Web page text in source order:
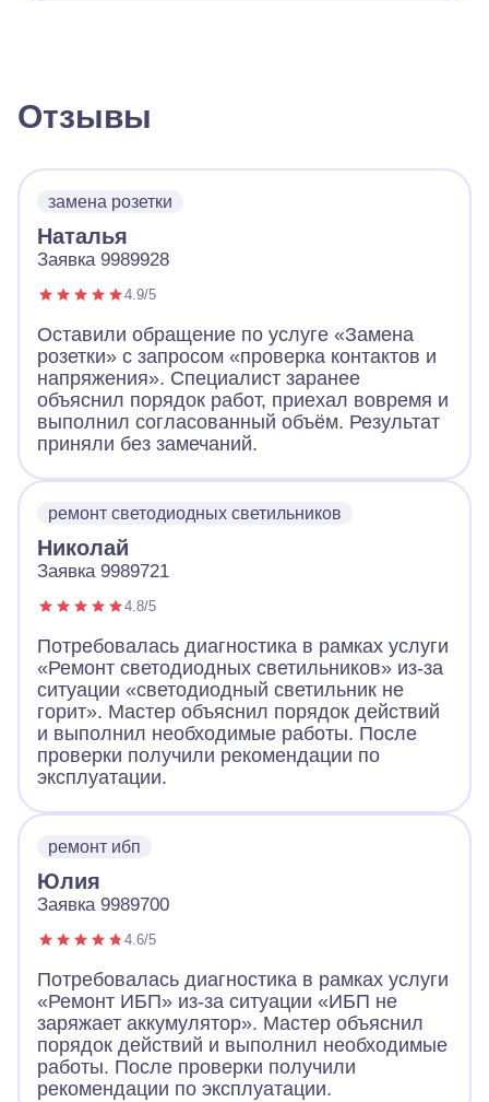
Отзывы
замена розетки
Наталья
Заявка 9989928
4.9/5
Оставили обращение по услуге «Замена
розетки» с запросом «проверка контактов и
напряжения». Специалист заранее
объяснил порядок работ, приехал вовремя и
выполнил согласованный объём. Результат
приняли без замечаний.
ремонт светодиодных светильников
Николай
Заявка 9989721
4.8/5
Потребовалась диагностика в рамках услуги
«Ремонт светодиодных светильников» из-за
ситуации «светодиодный светильник не
горит». Мастер объяснил порядок действий
и выполнил необходимые работы. После
проверки получили рекомендации по
эксплуатации.
ремонт ибп
Юлия
Заявка 9989700
4.6/5
Потребовалась диагностика в рамках услуги
«Ремонт ИБП» из-за ситуации «ИБП не
заряжает аккумулятор». Мастер объяснил
порядок действий и выполнил необходимые
работы. После проверки получили
рекомендации по эксплуатации.